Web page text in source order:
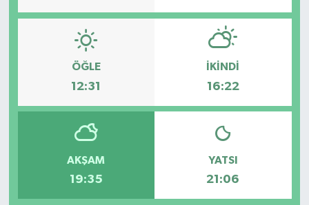
ÖĞLE
12:31
İKINDI
16:22
AKŞAM
19:35
YATSI
21:06